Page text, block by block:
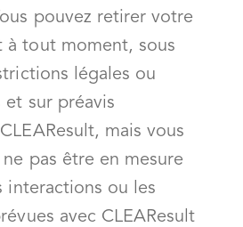
pouvez retirer votre
à tout moment, sous
légales ou
et sur préavis
mais vous
pas être en mesure
interactions ou les
avec CLEAResult